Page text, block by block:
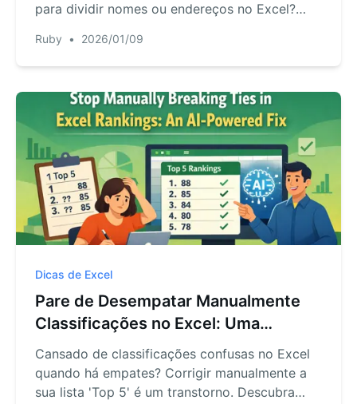
para dividir nomes ou endereços no Excel?
propensos a erros. Veja como o RowSpeak, um
Agente de IA para Excel, permite que você
pedindo em linguagem natural.
Ruby • 2026/01/09
Dicas de Excel
Pare de Desempatar Manualmente
Classificações no Excel: Uma
Solução com IA
Cansado de classificações confusas no Excel
quando há empates? Corrigir manualmente a
sua lista 'Top 5' é um transtorno. Descubra